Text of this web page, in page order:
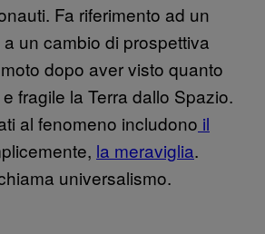
Fa riferimento ad un
un cambio di prospettiva
dopo aver visto quanto
fragile la Terra dallo Spazio.
al fenomeno includono il
la meraviglia.
universalismo.